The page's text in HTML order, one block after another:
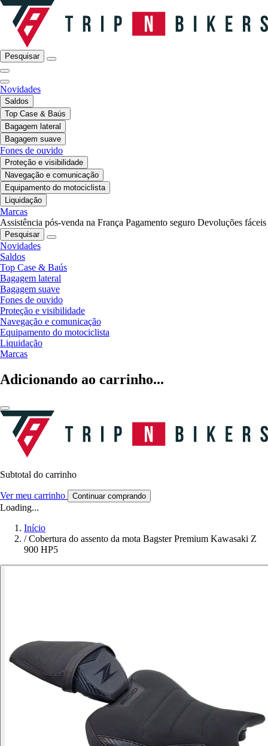
Pesquisar
Novidades
Saldos
Top Case & Baús
Bagagem lateral
Bagagem suave
Fones de ouvido
Proteção e visibilidade
Navegação e comunicação
Equipamento do motociclista
Liquidação
Marcas
Assistência pós-venda na França Pagamento seguro Devoluções fáceis
Pesquisar
Novidades
Saldos
Top Case & Baús
Bagagem lateral
Bagagem suave
Fones de ouvido
Proteção e visibilidade
Navegação e comunicação
Equipamento do motociclista
Liquidação
Marcas
Adicionando ao carrinho...
Subtotal do carrinho
Ver meu carrinho Continuar comprando
Loading...
Início
/ Cobertura do assento da mota Bagster Premium Kawasaki Z
900 HP5